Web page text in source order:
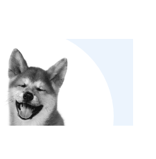
и работающих в
техники.